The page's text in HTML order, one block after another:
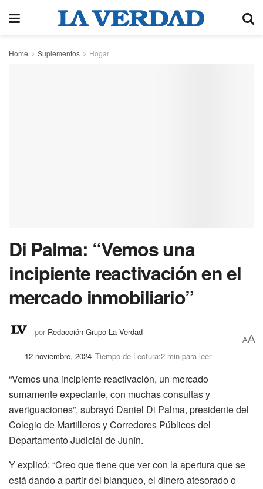
Home Suplementos Hogar
Di Palma: “Vemos una
incipiente reactivación en el
mercado inmobiliario”
por Redacción Grupo La Verdad
12 noviembre, 2024 Tiempo de Lectura:2 min para leer
AA
“Vemos una incipiente reactivación, un mercado
sumamente expectante, con muchas consultas y
averiguaciones”, subrayó Daniel Di Palma, presidente del
Colegio de Martilleros y Corredores Públicos del
Departamento Judicial de Junín.
Y explicó: “Creo que tiene que ver con la apertura que se
está dando a partir del blanqueo, el dinero atesorado o